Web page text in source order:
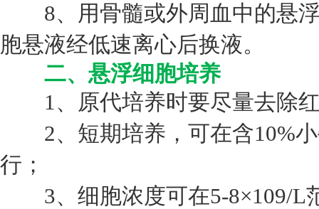
8、用骨髓或外周血中的悬浮
胞悬液经低速离心后换液。
二、悬浮细胞培养
1、原代培养时要尽量去除
2、短期培养，可在含10%小
行；
3、细胞浓度可在5-8×109/L